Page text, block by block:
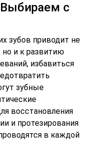
с
зубов приводит не
но и к развитию
избавиться
зубные
восстановления
и протезирования
в каждой